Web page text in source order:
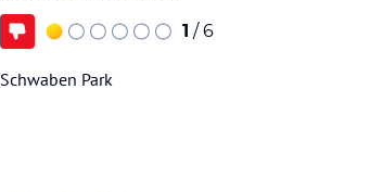
1 / 6
Schwaben Park